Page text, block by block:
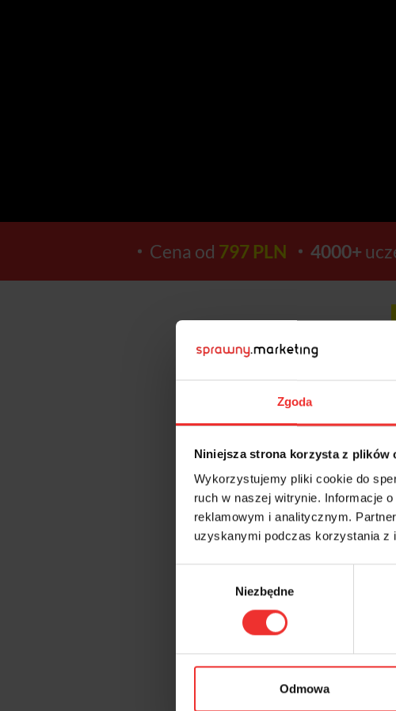
Zgoda
Niniejsza strona korzysta z plików
Wykorzystujemy pliki cookie do
ruch w naszej witrynie. Informacje
reklamowym i analitycznym.
uzyskanymi podczas korzystania z
Niezbędne
Odmowa
Cena od 797 PLN 4000+
15
DNI
Krótko
XXII edycja
oficjalnym